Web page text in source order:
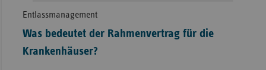
Entlassmanagement
Was bedeutet der Rahmenvertrag für die
Krankenhäuser?